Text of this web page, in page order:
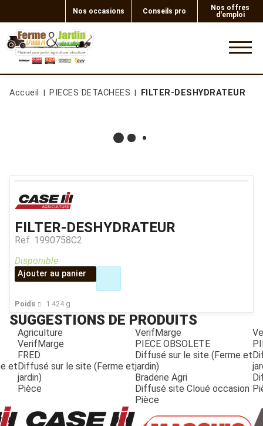
Nos occasions Conseils pro
Nos offres
d'emploi
Accueil PIECES DETACHEES FILTER-DESHYDRATEUR
FILTER-DESHYDRATEUR
Ref. 1990758C2
Poids 1 424 g
Disponible
Ajouter au panier
SUGGESTIONS DE PRODUITS
et
Agriculture
VerifMarge
FRED
Diffusé sur le site (Ferme et
jardin)
Pièce
VerifMarge
PIECE OBSOLETE
Diffusé sur le site (Ferme et
jardin)
Braderie Agri
Diffusé site Cloué occasion
Pièce